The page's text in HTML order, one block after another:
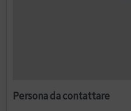
Persona da contattare